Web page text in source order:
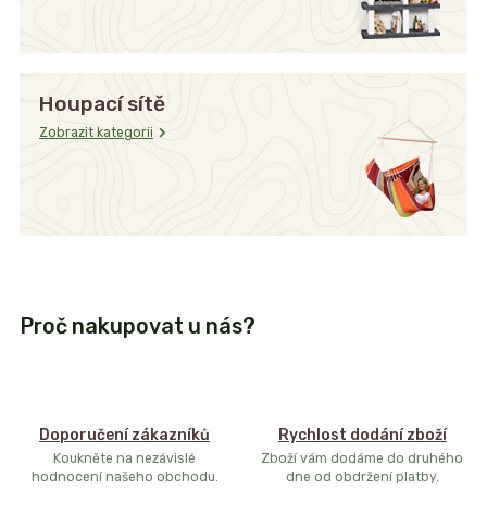
Houpací sítě
Zobrazit kategorii
Proč nakupovat u nás?
Doporučení zákazníků
Koukněte na nezávislé
hodnocení našeho obchodu.
Rychlost dodání zboží
Zboží vám dodáme do druhého
dne od obdržení platby.